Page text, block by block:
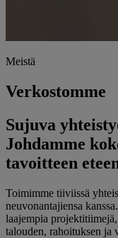
Meistä
Verkostomme
Sujuva
Johdamme
tavoitteen
Toimimme tiiviissä
neuvonantajiensa
laajempia
talouden, rahoituksen ja